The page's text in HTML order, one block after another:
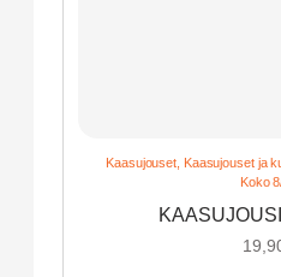
Kaasujouset Kaasujouset ja
Koko